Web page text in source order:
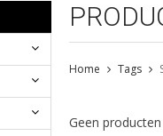
Home Tags
Geen